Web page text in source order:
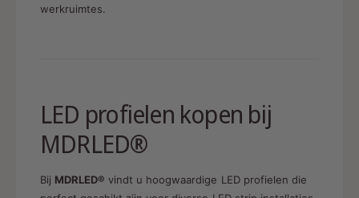
werkruimtes.
LED profielen kopen bij
MDRLED®
Bij MDRLED® vindt u hoogwaardige LED profielen die